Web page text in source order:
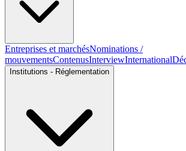
Entreprises et marchésNominations /
mouvementsContenusInterviewInternational
Institutions - Réglementation